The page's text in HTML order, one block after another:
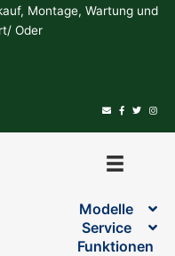
Montage, Wartung und
Oder
Modelle
Service
Funktionen